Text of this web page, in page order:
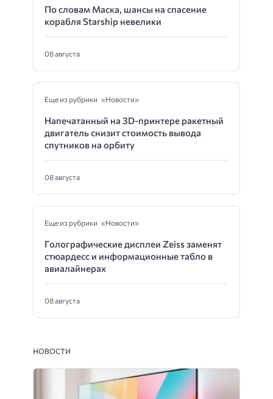
По словам Маска, шансы на спасение
корабля Starship невелики
08 августа
Еще из рубрики «Новости»
Напечатанный на 3D-принтере ракетный
двигатель снизит стоимость вывода
спутников на орбиту
08 августа
Еще из рубрики «Новости»
Голографические дисплеи Zeiss заменят
стюардесс и информационные табло в
авиалайнерах
08 августа
НОВОСТИ